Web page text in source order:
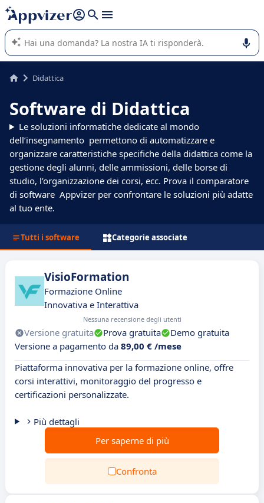
righe con
shift + enter
L'IA di Appvizer vi guida nell'utilizzo o nella scelta di un
software SaaS per la vostra azienda.
Didattica
Software di Didattica
Le soluzioni informatiche dedicate al mondo
dell’insegnamento permettono di automatizzare e
organizzare caratteristiche specifiche della didattica come la
gestione degli alunni, delle ammissioni, delle borse di
studio, l’organizzazione dei corsi, ecc. Prova il comparatore
di software Appvizer per confrontare le soluzioni più adatte
al tuo ente.
Tutti i software Categorie associate
VisioFormation
Formazione Online
Innovativa e Interattiva
Nessuna recensione degli utenti
Versione gratuita Prova gratuita
Demo gratuita
Versione a pagamento da 89,00 € /mese
Piattaforma innovativa per la formazione online, offre
corsi interattivi, monitoraggio del progresso e
certificazioni personalizzate.
Più dettagli
Per saperne di più
Confronta